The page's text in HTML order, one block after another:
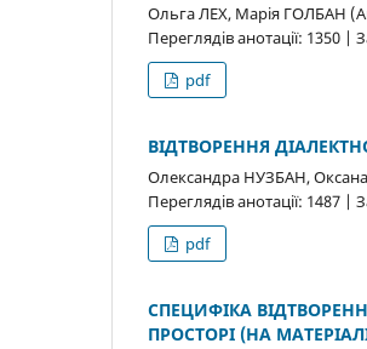
Ольга ЛЕХ, Марія ГОЛБАН
Переглядів анотації: 1350 |
pdf
ВІДТВОРЕННЯ
Олександра НУЗБАН,
Переглядів анотації: 1487 |
pdf
СПЕЦИФІКА
ПРОСТОРІ (НА